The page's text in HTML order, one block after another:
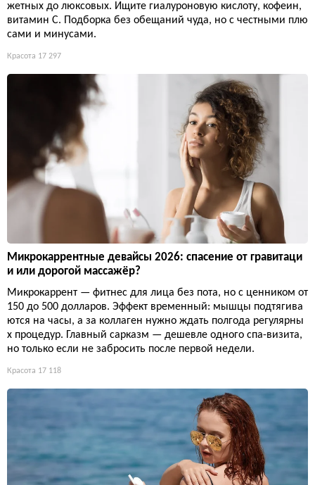
жетных до люксовых. Ищите гиалуроновую кислоту, кофеин,
витамин С. Подборка без обещаний чуда, но с честными плю
сами и минусами.
Красота 17 297
Микрокаррентные девайсы 2026: спасение от гравитаци
и или дорогой массажёр?
Микрокаррент — фитнес для лица без пота, но с ценником от
150 до 500 долларов. Эффект временный: мышцы подтягива
ются на часы, а за коллаген нужно ждать полгода регулярны
х процедур. Главный сарказм — дешевле одного спа-визита,
но только если не забросить после первой недели.
Красота 17 118